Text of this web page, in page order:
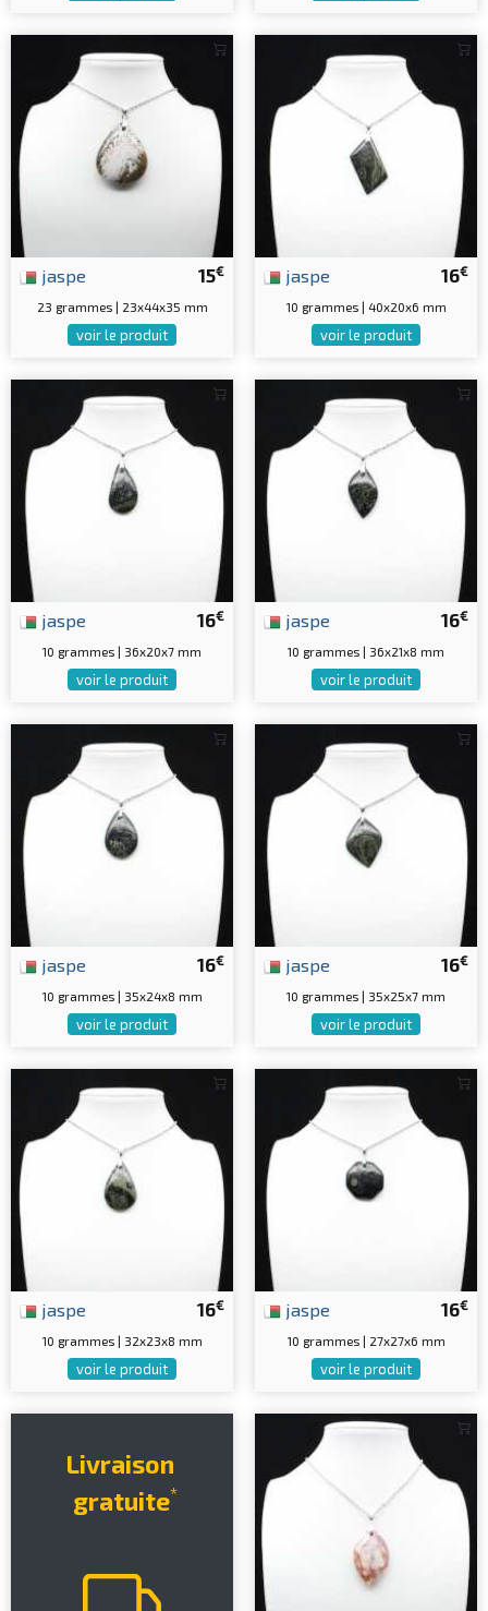
15€
jaspe
23 grammes | 23x44x35 mm
voir le produit
16€
jaspe
10 grammes | 40x20x6 mm
voir le produit
16€
jaspe
10 grammes | 36x20x7 mm
voir le produit
16€
jaspe
10 grammes | 36x21x8 mm
voir le produit
16€
jaspe
10 grammes | 35x24x8 mm
voir le produit
16€
jaspe
10 grammes | 35x25x7 mm
voir le produit
16€
jaspe
10 grammes | 32x23x8 mm
voir le produit
16€
jaspe
10 grammes | 27x27x6 mm
voir le produit
Livraison
gratuite*